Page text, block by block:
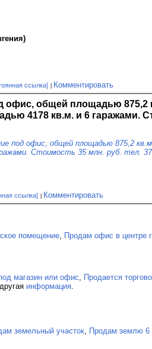
ссылка] Комментировать
офис, общей площадью
4178 кв.м. и 6 гаражами.
под офис, общей площадью 875,2
Стоимость 35 млн. руб. тел.
ссылка] Комментировать
помещение Продам офис в центре
магазин или офис Продается
другая информация
земельный участок Продам землю 6